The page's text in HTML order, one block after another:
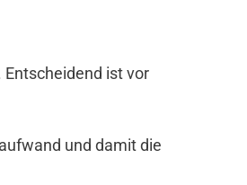
ist vor
und damit die